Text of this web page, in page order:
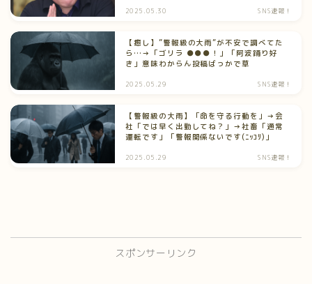
2025.05.30 SNS速報！
【癒し】”警報級の大雨”が不安で調べてた
ら…→「ゴリラ ●●●！」「阿波踊り好
き」意味わからん投稿ばっかで草
2025.05.29 SNS速報！
【警報級の大雨】「命を守る行動を」→会
社「では早く出勤してね？」→社畜「通常
運転です」「警報関係ないです(ﾆｯｺﾘ)」
2025.05.29 SNS速報！
スポンサーリンク